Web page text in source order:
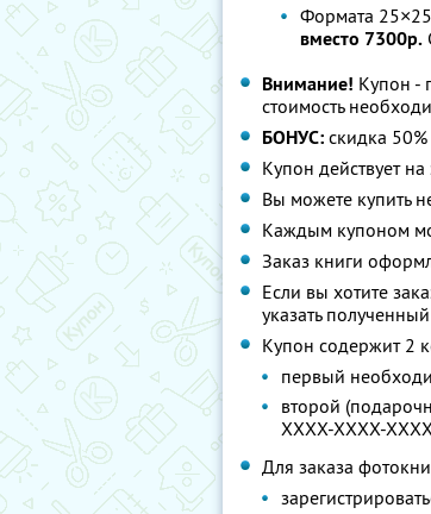
Формата
вместо 7300р.
Внимание! Купон -
стоимость
БОНУС: скидка
Купон действует
Вы можете купить
Каждым купоном
Заказ книги
Если вы хотите
указать
Купон содержит 2
первый
второй
XXXX-XXXX-
Для заказа